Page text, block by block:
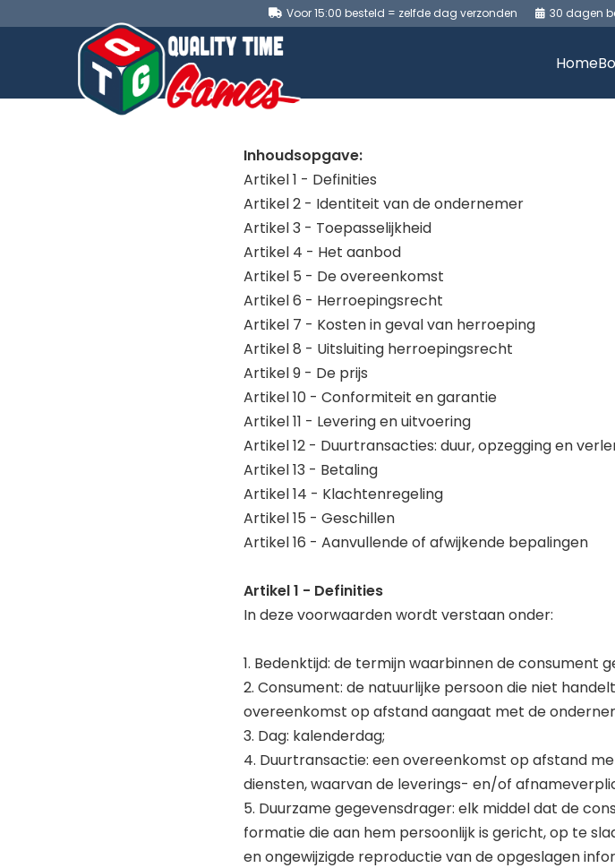
Voor 15:00 besteld = zelfde dag verzonden 30 dagen
Home
Inhoudsopgave:
Artikel 1 - Definities
Artikel 2 - Identiteit van de ondernemer
Artikel 3 - Toepasselijkheid
Artikel 4 - Het aanbod
Artikel 5 - De overeenkomst
Artikel 6 - Herroepingsrecht
Artikel 7 - Kosten in geval van herroeping
Artikel 8 - Uitsluiting herroepingsrecht
Artikel 9 - De prijs
Artikel 10 - Conformiteit en garantie
Artikel 11 - Levering en uitvoering
Artikel 12 - Duurtransacties: duur, opzegging en
Artikel 13 - Betaling
Artikel 14 - Klachtenregeling
Artikel 15 - Geschillen
Artikel 16 - Aanvullende of afwijkende bepalingen
Artikel 1 - Definities
In deze voorwaarden wordt verstaan onder:
1. Bedenktijd: de termijn waarbinnen de consument
2. Consument: de natuurlijke persoon die niet
overeenkomst op afstand aangaat met de
3. Dag: kalenderdag;
4. Duurtransactie: een overeenkomst op afstand
diensten, waarvan de leverings- en/of
5. Duurzame gegevensdrager: elk middel dat de
formatie die aan hem persoonlijk is gericht, op te
en ongewijzigde reproductie van de opgeslagen